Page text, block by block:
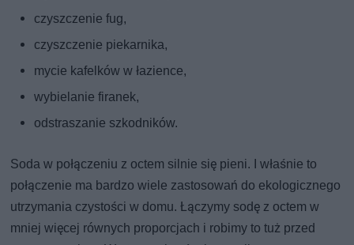
czyszczenie fug,
czyszczenie piekarnika,
mycie kafelków w łazience,
wybielanie firanek,
odstraszanie szkodników.
Soda w połączeniu z octem silnie się pieni. I właśnie to
połączenie ma bardzo wiele zastosowań do ekologicznego
utrzymania czystości w domu. Łączymy sodę z octem w
mniej więcej równych proporcjach i robimy to tuż przed